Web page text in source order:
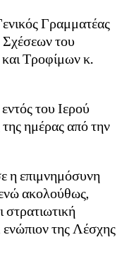
Γραμματέας
Σχέσεων του
Τροφίμων κ.
του Ιερού
ημέρας από την
η επιμνημόσυνη
ακολούθως,
της Λέσχης